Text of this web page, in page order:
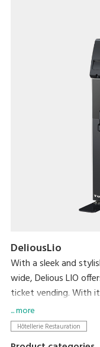
DeliousLio
With a sleek and
wide, Delious LIO
ticket vending. With
panel, an industry
delight. Not only can
... more
Hôtellerie Restauration